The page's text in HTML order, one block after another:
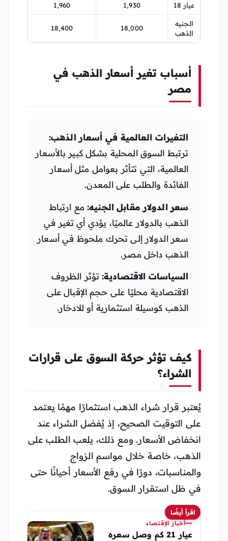
عيار 18 1,930
1,960
الجنيه
الذهب
18,000
18,400
أسباب تغير أسعار الذهب في
مصر
التغيرات العالمية في أسعار الذهب:
ترتبط السوق المحلية بشكل كبير بالأسعار
العالمية، التي تتأثر بعوامل مثل أسعار
الفائدة والطلب على المعدن.
سعر الدولار مقابل الجنيه:مع ارتباط
الذهب بالدولار عالميًا، يؤدي أي تغير في
سعر الدولار إلى تحرك ملحوظ في أسعار
الذهب داخل مصر.
السياسات الاقتصادية:تؤثر الظروف
الاقتصادية محليًا على حجم الإقبال على
الذهب كوسيلة استثمارية أو للادخار.
كيف تؤثر حركة السوق على قرارات
الشراء؟
يُعتبر قرار شراء الذهب استثمارًا مهمًا يعتمد
على التوقيت الصحيح، إذ يُفضل الشراء عند
انخفاض الأسعار. ومع ذلك، يلعب الطلب على
الذهب، خاصة خلال مواسم الزواج
والمناسبات، دورًا في رفع الأسعار أحيانًا حتى
في ظل استقرار السوق.
اقرأ أيضًا
أخبار الإقتصاد
عيار 21 كم وصل سعره